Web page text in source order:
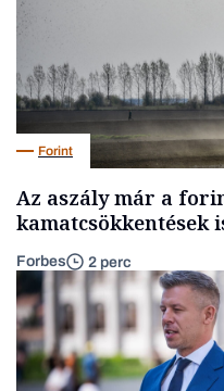
Forint
Az aszály már a
kamatcsökkentések
Forbes 2 perc